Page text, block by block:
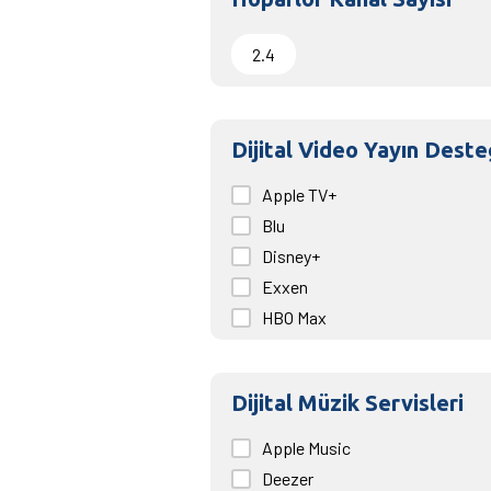
2.4
Dijital Video Yayın
Apple TV+
Blu
Disney+
Exxen
HBO Max
Puhu
Turkcell TV+
Youtube
Dijital Müzik Servisleri
Apple Music
Deezer